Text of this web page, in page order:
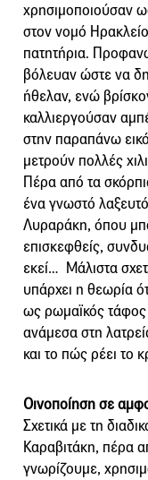
χρησιμοποιούσαν
στον νομό
πατητήρια.
βόλευαν ώστε να
ήθελαν, ενώ
καλλιεργούσαν
στην παραπάνω
μετρούν πολλές
Πέρα από τα
ένα γνωστό
Λυραράκη, όπου
επισκεφθείς,
εκεί… Μάλιστα
υπάρχει η θεωρία
ως ρωμαϊκός τάφος
ανάμεσα στη
και το πώς ρέει το
Οινοποίηση σε
Σχετικά με τη
Καραβιτάκη, πέρα
γνωρίζουμε,